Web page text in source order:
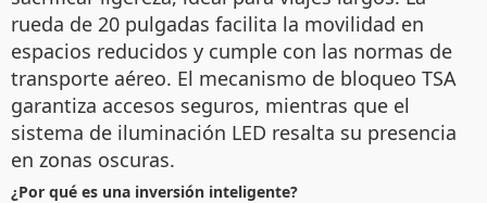
rueda de 20 pulgadas facilita la movilidad en
espacios reducidos y cumple con las normas de
transporte aéreo. El mecanismo de bloqueo TSA
garantiza accesos seguros, mientras que el
sistema de iluminación LED resalta su presencia
en zonas oscuras.
¿Por qué es una inversión inteligente?